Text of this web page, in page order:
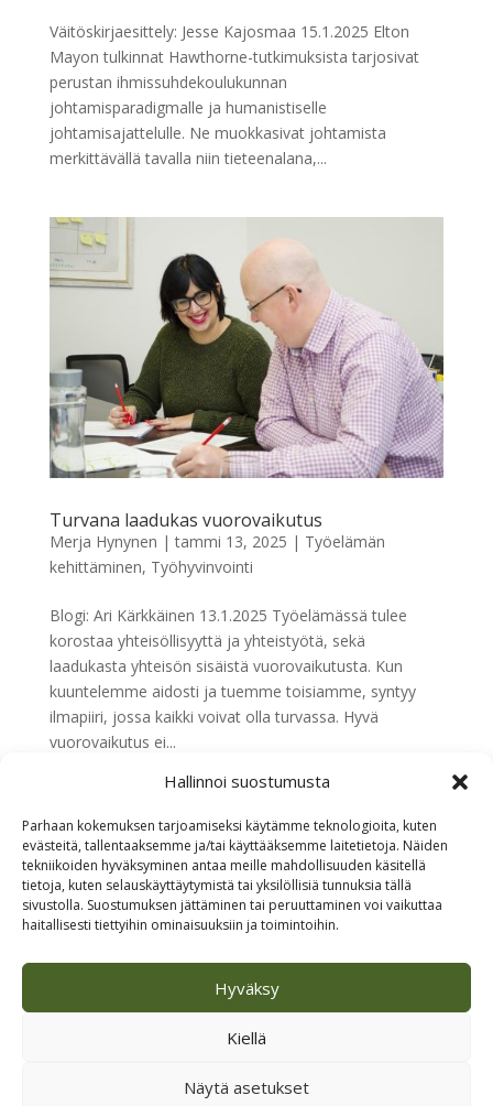
Hallinnoi suostumusta
Parhaan kokemuksen tarjoamiseksi käytämme teknologioita, kuten
evästeitä, tallentaaksemme ja/tai käyttääksemme laitetietoja. Näiden
tekniikoiden hyväksyminen antaa meille mahdollisuuden käsitellä
tietoja, kuten selauskäyttäytymistä tai yksilöllisiä tunnuksia tällä
sivustolla. Suostumuksen jättäminen tai peruuttaminen voi vaikuttaa
haitallisesti tiettyihin ominaisuuksiin ja toimintoihin.
Hyväksy
Kiellä
Näytä asetukset
Väitöskirjaesittely: Jesse Kajosmaa 15.1.2025 Elton
Mayon tulkinnat Hawthorne-tutkimuksista tarjosivat
perustan ihmissuhdekoulukunnan
johtamisparadigmalle ja humanistiselle
johtamisajattelulle. Ne muokkasivat johtamista
merkittävällä tavalla niin tieteenalana,...
Turvana laadukas vuorovaikutus
Merja Hynynen |tammi 13, 2025 | Työelämän
kehittäminen, Työhyvinvointi
Blogi: Ari Kärkkäinen 13.1.2025 Työelämässä tulee
korostaa yhteisöllisyyttä ja yhteistyötä, sekä
laadukasta yhteisön sisäistä vuorovaikutusta. Kun
kuuntelemme aidosti ja tuemme toisiamme, syntyy
ilmapiiri, jossa kaikki voivat olla turvassa. Hyvä
vuorovaikutus ei...
Etsi
Viimeisimmät artikkelit
Loma alkoi – aivot saapuivat viiveellä
Näe hyvä ja löydä oma Ikigai